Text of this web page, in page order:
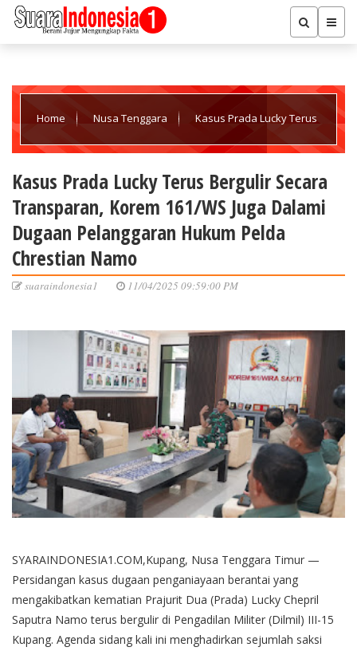
Home Nusa Tenggara Kasus Prada Lucky Terus
Pelanggaran Hukum Pelda Chrestian Namo
Kasus Prada Lucky Terus Bergulir Secara
Transparan, Korem 161/WS Juga Dalami
Dugaan Pelanggaran Hukum Pelda
Chrestian Namo
suaraindonesia1 11/04/2025 09:59:00 PM
SYARAINDONESIA1.COM,Kupang, Nusa Tenggara Timur —
Persidangan kasus dugaan penganiayaan berantai yang
mengakibatkan kematian Prajurit Dua (Prada) Lucky Chepril
Saputra Namo terus bergulir di Pengadilan Militer (Dilmil) III-15
Kupang. Agenda sidang kali ini menghadirkan sejumlah saksi